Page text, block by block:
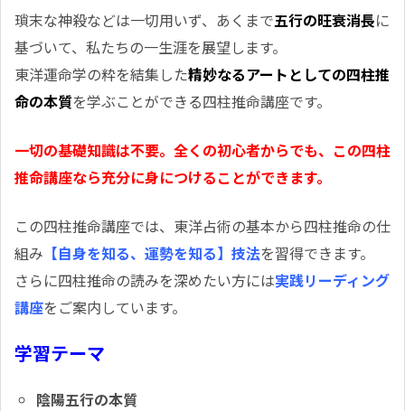
瑣末な神殺などは一切用いず、あくまで五行の旺衰消長に
基づいて、私たちの一生涯を展望します。
東洋運命学の粋を結集した精妙なるアートとしての四柱推
命の本質を学ぶことができる四柱推命講座です。
一切の基礎知識は不要。全くの初心者からでも、この四柱
推命講座なら充分に身につけることができます。
この四柱推命講座では、東洋占術の基本から四柱推命の仕
組み 【自身を知る、運勢を知る】技法を習得できます。
さらに四柱推命の読みを深めたい方には実践リーディング
講座をご案内しています。
学習テーマ
陰陽五行の本質